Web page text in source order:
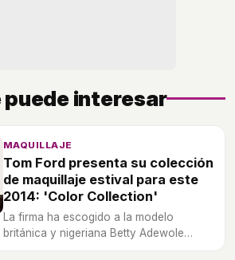
puede interesar
MAQUILLAJE
Tom Ford presenta su colección
de maquillaje estival para este
2014: 'Color Collection'
La firma ha escogido a la modelo
británica y nigeriana Betty Adewole